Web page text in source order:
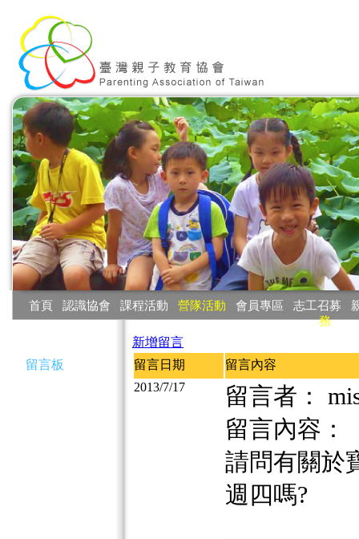
首頁 認識協會 課程活動 營隊活動 會員專區 志工召募
務
留言板
新增留言
留言日期
留言內容
2013/7/17
留言者：
留言內容：
請問有關於
週四嗎?